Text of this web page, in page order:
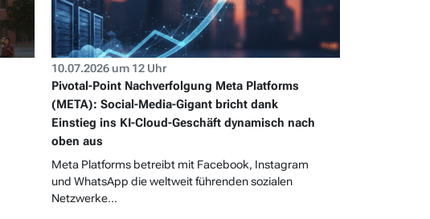
10.07.2026 um 12 Uhr
Pivotal-Point Nachverfolgung Meta Platforms
(META): Social-Media-Gigant bricht dank
Einstieg ins KI-Cloud-Geschäft dynamisch nach
oben aus
Meta Platforms betreibt mit Facebook, Instagram
und WhatsApp die weltweit führenden sozialen
Netzwerke...